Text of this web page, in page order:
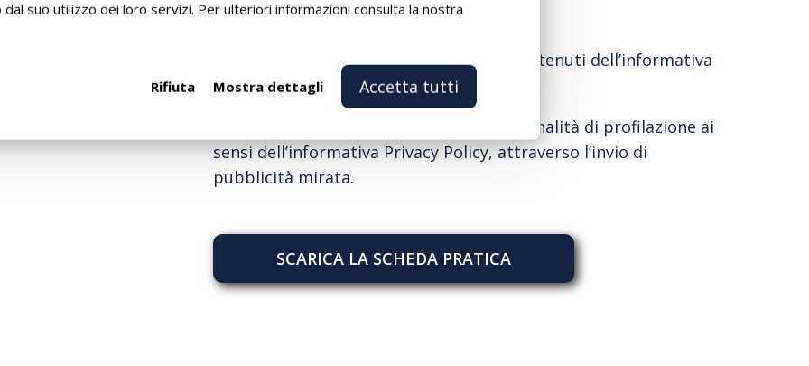
dal suo utilizzo dei loro servizi. Per ulteriori informazioni consulta la nostra
Rifiuta Mostra dettagli Accetta tutti
*
Dichiaro di aver letto e compreso i contenuti dell’informativa
Privacy Policy*
Marketing
Consento il trattamento dei dati per finalità di profilazione ai
sensi dell’informativaPrivacy Policy, attraverso l’invio di
pubblicità mirata.